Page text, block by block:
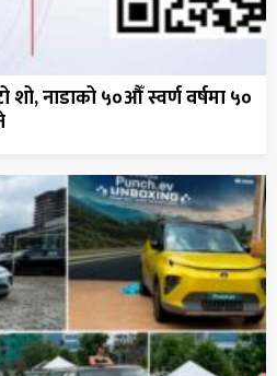
नाडाको ५०औँ स्वर्ण वर्षमा ५०